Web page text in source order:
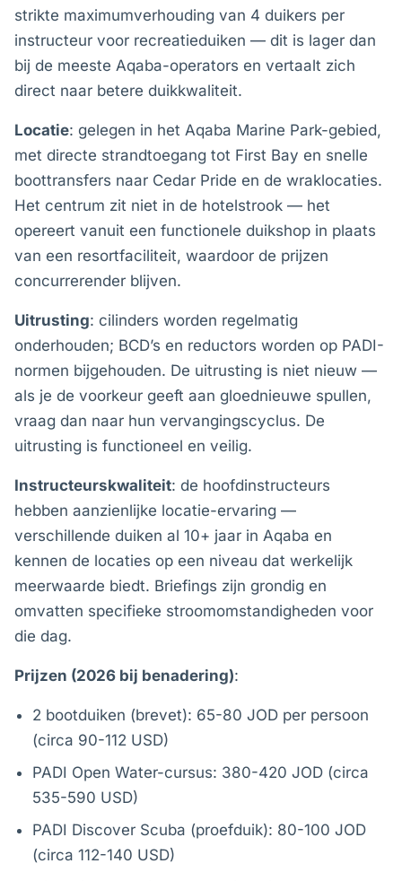
strikte maximumverhouding van 4 duikers per
instructeur voor recreatieduiken — dit is lager dan
bij de meeste Aqaba-operators en vertaalt zich
direct naar betere duikkwaliteit.
Locatie: gelegen in het Aqaba Marine Park-gebied,
met directe strandtoegang tot First Bay en snelle
boottransfers naar Cedar Pride en de wraklocaties.
Het centrum zit niet in de hotelstrook — het
opereert vanuit een functionele duikshop in plaats
van een resortfaciliteit, waardoor de prijzen
concurrerender blijven.
Uitrusting: cilinders worden regelmatig
onderhouden; BCD’s en reductors worden op PADI-
normen bijgehouden. De uitrusting is niet nieuw —
als je de voorkeur geeft aan gloednieuwe spullen,
vraag dan naar hun vervangingscyclus. De
uitrusting is functioneel en veilig.
Instructeurskwaliteit: de hoofdinstructeurs
hebben aanzienlijke locatie-ervaring —
verschillende duiken al 10+ jaar in Aqaba en
kennen de locaties op een niveau dat werkelijk
meerwaarde biedt. Briefings zijn grondig en
omvatten specifieke stroomomstandigheden voor
die dag.
Prijzen (2026 bij benadering):
2 bootduiken (brevet): 65-80 JOD per persoon
(circa 90-112 USD)
PADI Open Water-cursus: 380-420 JOD (circa
535-590 USD)
PADI Discover Scuba (proefduik): 80-100 JOD
(circa 112-140 USD)